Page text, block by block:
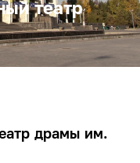
театр
драмы им.